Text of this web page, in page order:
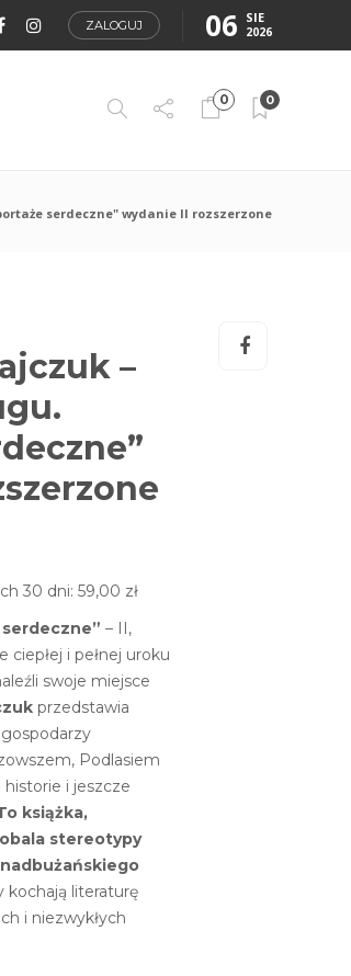
ZALOGUJ 06 SIE
2026
0 0
serdeczne" wydanie II rozszerzone
–
30 dni: 59,00 zł
– II,
i pełnej uroku
swoje miejsce
przedstawia
Podlasiem
i jeszcze
książka,
stereotypy
literaturę
i niezwykłych